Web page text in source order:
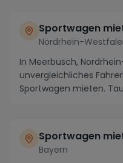
Sportwagen
Nordrhein-
In Meerbusch,
unvergleichliches
Sportwagen mieten.
Sportwagen
Bayern